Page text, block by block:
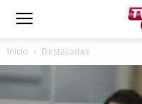
Inicio Destacadas